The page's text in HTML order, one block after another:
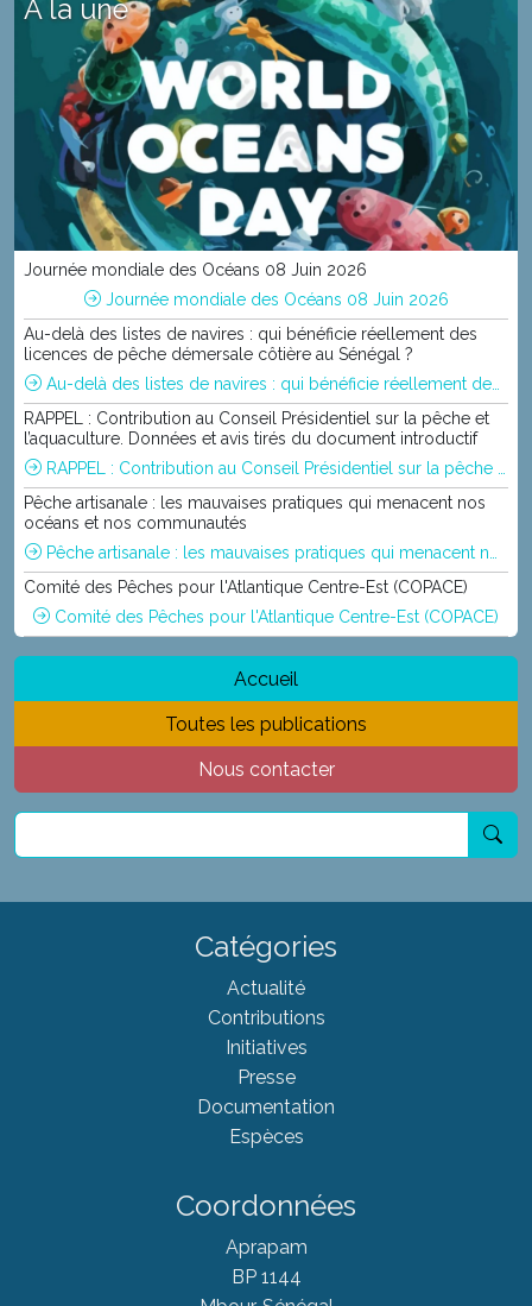
A la une
Journée mondiale des Océans 08 Juin 2026
Journée mondiale des Océans 08 Juin 2026
Au-delà des listes de navires : qui bénéficie réellement des
licences de pêche démersale côtière au Sénégal ?
Au-delà des listes de navires : qui bénéficie réellement des licences de pêche démersale côtière au Sénégal ?
RAPPEL : Contribution au Conseil Présidentiel sur la pêche et
l’aquaculture. Données et avis tirés du document introductif
RAPPEL : Contribution au Conseil Présidentiel sur la pêche et l’aquaculture. Données et avis tirés du document introductif
Pêche artisanale : les mauvaises pratiques qui menacent nos
océans et nos communautés
Pêche artisanale : les mauvaises pratiques qui menacent nos océans et nos communautés
Comité des Pêches pour l'Atlantique Centre-Est (COPACE)
Comité des Pêches pour l'Atlantique Centre-Est (COPACE)
Accueil
Toutes les publications
Nous contacter
Catégories
Actualité
Contributions
Initiatives
Presse
Documentation
Espèces
Coordonnées
Aprapam
BP 1144